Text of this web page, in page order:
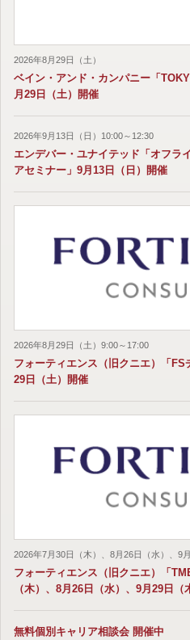
2026年8月29日（土）
ベイン・アンド・カンパニー「
月29日（土）開催
2026年9月13日（日）10:00～12:30
エンデバー・ユナイテッド「オフラ
アセミナー」9月13日（日）開催
2026年8月29日（土）9:00～17:00
フォーティエンス（旧クニエ）「FS
29日（土）開催
2026年7月30日（木）、8月26日（水）、9
フォーティエンス（旧クニエ）「
（木）、8月26日（水）、9月29日（
無料個別キャリア相談会 開催中